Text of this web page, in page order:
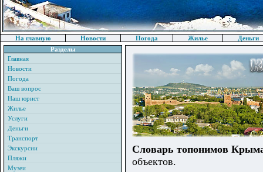
На главную Новости Погода Жилье
Деньги
Разделы
Главная
Новости
Погода
Ваш вопрос
Наш юрист
Жилье
Услуги
Деньги
Транспорт
Экскурсии
Пляжи
Музеи
Словарь топонимов
объектов.